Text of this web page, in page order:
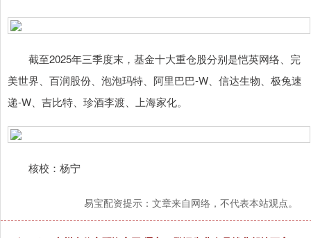
截至2025年三季度末，基金十大重仓股分别是恺英网络、完
美世界、百润股份、泡泡玛特、阿里巴巴-W、信达生物、极兔速
递-W、吉比特、珍酒李渡、上海家化。
核校：杨宁
易宝配资提示：文章来自网络，不代表本站观点。